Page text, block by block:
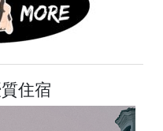
住宿